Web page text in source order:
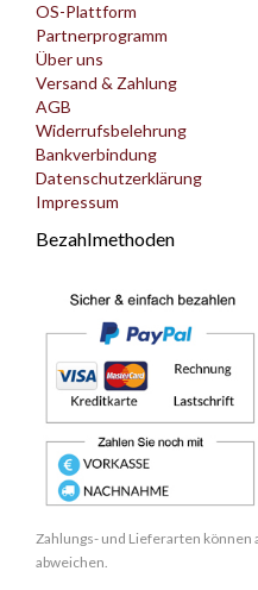
OS-Plattform
Partnerprogramm
Über uns
Versand & Zahlung
AGB
Widerrufsbelehrung
Bankverbindung
Datenschutzerklärung
Impressum
Bezahlmethoden
Zahlungs- und Lieferarten können
abweichen.